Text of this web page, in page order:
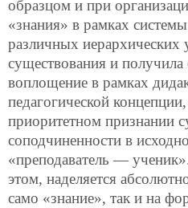
образцом и при
«знания» в рамках
различных иерархических
существования и получила
воплощение в рамках
педагогической
приоритетном признании
соподчиненности в
«преподаватель —
этом, наделяется
само «знание», так и на